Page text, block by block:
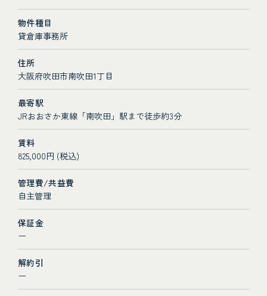
物件種目
貸倉庫事務所
住所
大阪府吹田市南吹田1丁目
最寄駅
JRおおさか東線「南吹田」駅まで徒歩約3分
賃料
825,000円 (税込)
管理費/共益費
自主管理
保証金
ー
解約引
ー